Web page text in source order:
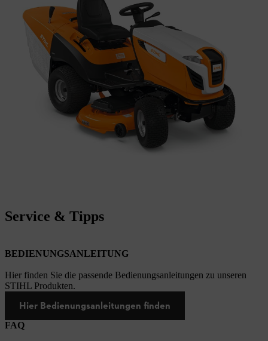
Service & Tipps
BEDIENUNGSANLEITUNG
Hier finden Sie die passende Bedienungsanleitungen zu unseren
STIHL Produkten.
Hier Bedienungsanleitungen finden
FAQ